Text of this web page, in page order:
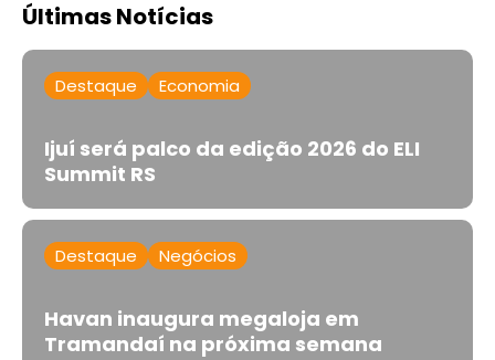
Últimas Notícias
Destaque Economia
Ijuí será palco da edição 2026 do ELI
Summit RS
Destaque Negócios
Havan inaugura megaloja em
Tramandaí na próxima semana